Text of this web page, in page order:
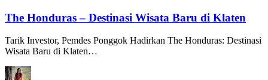
The Honduras – Destinasi Wisata Baru di Klaten
Tarik Investor, Pemdes Ponggok Hadirkan The Honduras: Destinasi
Wisata Baru di Klaten…